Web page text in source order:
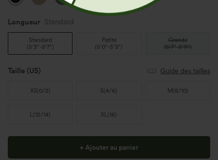
Longueur Standard
Standard
(5'3"-5'7")
Petite
(5'0"-5'3")
Grande
(5'7"-5'11")
Taille (US) Guide des tailles
XS(0/2) S(4/6) M (8/10)
L(12/14) XL(16)
+ Ajouter au panier